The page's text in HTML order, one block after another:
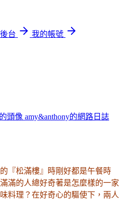
台
我的帳號
amy&anthony的網路日誌
『松滿樓』時剛好都是午餐時
滿的人總好奇著是怎麼樣的一家
料理？ 在好奇心的驅使下，兩人